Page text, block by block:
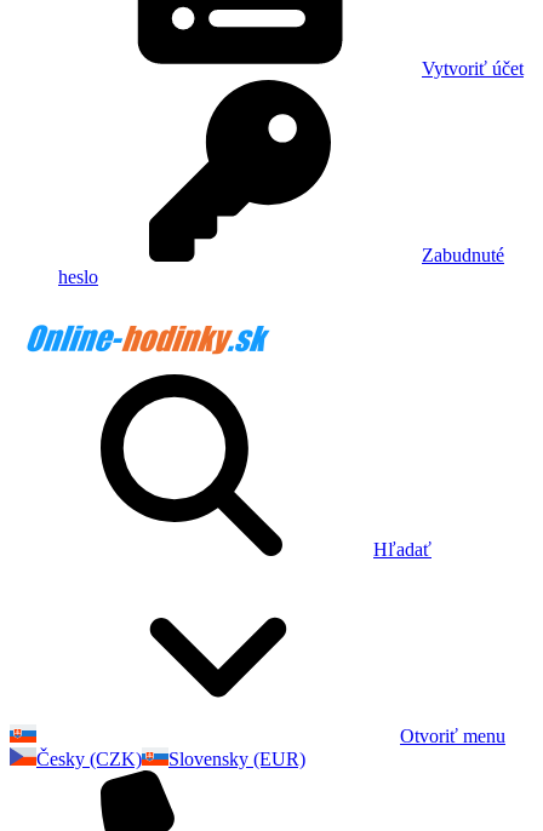
Vytvoriť účet
Zabudnuté
heslo
Hľadať
Otvoriť menu
Česky (CZK)
Slovensky (EUR)